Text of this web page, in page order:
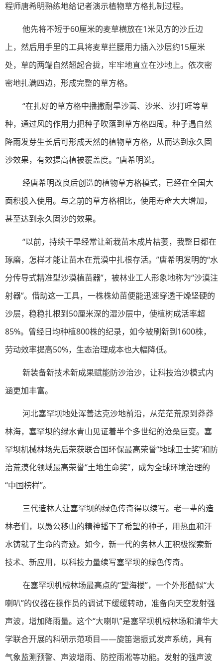
程师唐希明熟练地给记者演示植物草方格扎制过程。
他先将不短于60厘米的麦草横放在1米见方的沙丘边
上，然后用手里的工具将麦草拦腰用力插入沙层约15厘米
处，草的两端自然翘起合拢，牢牢地直立在沙地上。依次密
密地扎满四边，形成完整的草方格。
“在扎好的草方格中播撒耐旱沙蒿、沙米、沙打旺等草
种，通过风的作用力把种子吹落到草方格四周。种子遇自然
降雨发芽生长后可形成天然的植物草方格，从而达到永久固
沙效果，有效提高植被覆盖度。”唐希明说。
经唐希明改良后创造的植物草方格模式，已经在全国大
面积投入使用。与之前的草方格相比，使用寿命大大增加，
甚至达到永久固沙的效果。
“以前，持续干旱经常让新栽苗木成片枯萎，我整日都在
琢磨，怎样才能让苗木在荒漠中扎根存活。”唐希明发明的“水
分传导式精准型沙漠植苗器”，被林业工人形象地称为“沙漠注
射器”。借助这一工具，一株株幼苗便能迅速穿透干燥坚硬的
沙层，稳稳扎根到50厘米深的湿沙层中，使植树成活率超
85%。曾经日均种植800株的纪录，如今被刷新到1600株，
劳动效率提高50%，生态治理成本也大幅降低。
新装备新技术新成果赋能防沙治沙，让科技治沙模式内
涵更加丰富。
河北塞罕坝地处浑善达克沙地前沿，从茫茫荒原到莽莽
林海，塞罕坝的绿水青山见证着半个多世纪的沧桑巨变。塞
罕坝机械林场先后荣获联合国环保最高荣誉“地球卫士奖”和防
治荒漠化领域最高荣誉“土地生命奖”，成为全球环境治理的
“中国榜样”。
三代造林人让塞罕坝的绿色传奇得以续写。老一辈的造
林者们，以愚公移山的精神播下了希望的种子，用热血和汗
水铸就了生命的奇迹。如今，新一代的务林人正积极探索新
技术、新应用，以科技力量续写塞罕坝的绿色传奇。
在塞罕坝机械林场最高点的“望海楼”，一个外形酷似“大
喇叭”的仪器在操作员的调试下缓缓转动，准备向天空发射强
声波，增加降雨量。这个“大喇叭”是塞罕坝机械林场和清华大
学联合开展的科研示范项目——旋笛谐振式发声系统，具有
气象监测预警、声波增雨、防控雨凇等功能。发射的强声波